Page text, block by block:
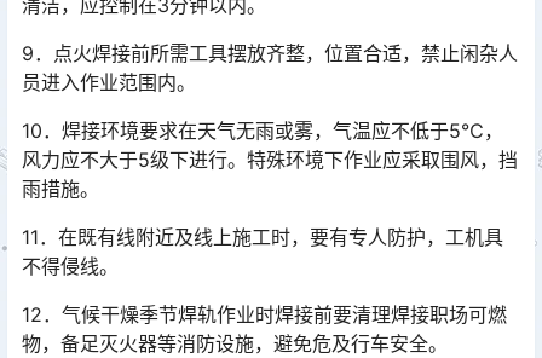
清洁，应控制在3分钟以内。
9．点火焊接前所需工具摆放齐整，位置合适，禁止闲杂人
员进入作业范围内。
10．焊接环境要求在天气无雨或雾，气温应不低于5℃，
风力应不大于5级下进行。特殊环境下作业应采取围风，挡
雨措施。
11．在既有线附近及线上施工时，要有专人防护，工机具
不得侵线。
12．气候干燥季节焊轨作业时焊接前要清理焊接职场可燃
物，备足灭火器等消防设施，避免危及行车安全。